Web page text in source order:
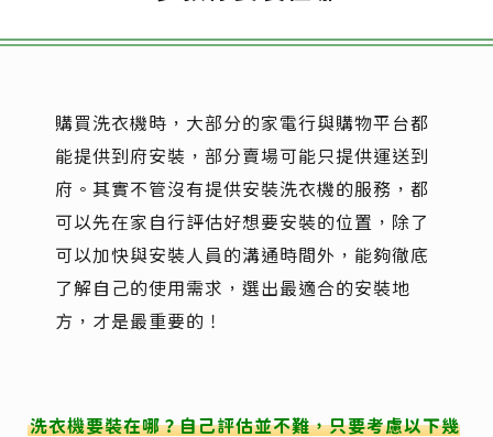
購買洗衣機時，大部分的家電行與購物平台都
能提供到府安裝，部分賣場可能只提供運送到
府。其實不管沒有提供安裝洗衣機的服務，都
可以先在家自行評估好想要安裝的位置，除了
可以加快與安裝人員的溝通時間外，能夠徹底
了解自己的使用需求，選出最適合的安裝地
方，才是最重要的！
洗衣機要裝在哪？自己評估並不難，只要考慮以下幾